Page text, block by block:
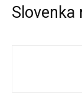
Slovenka